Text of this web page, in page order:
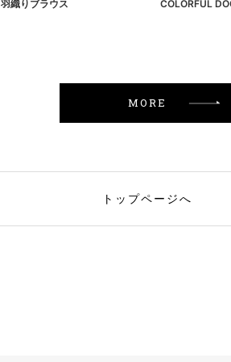
羽織りブラウス COLORFUL
MORE
トップページへ